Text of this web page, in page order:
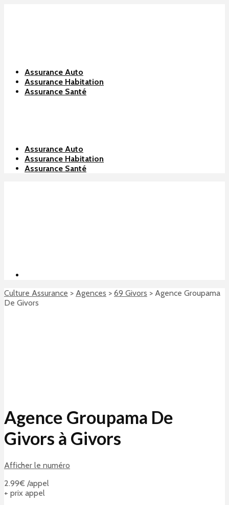
Assurance Auto
Assurance Habitation
Assurance Santé
Assurance Auto
Assurance Habitation
Assurance Santé
Culture Assurance > Agences > 69 Givors > Agence Groupama
De Givors
Agence Groupama De
Givors à Givors
Afficher le numéro
2.99€ /appel
+ prix appel